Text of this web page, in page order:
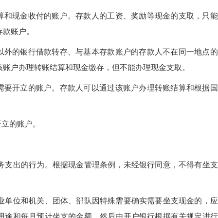
现金收付的账户。存款人的工资、奖励等现金的支取，只
账户。
的银行借款转存、与基本存款账户的存款人不在同一地点
户办理转账结算和现金缴存，但不能办理现金支取。
开立的账户。存款人可以通过该账户办理转账结算和根据
的账户。
出的行为。根据现金管理条例，未经银行同意，不得有坐
位和机关、团体、部队因特殊需要确实需要坐支现金的，
和每月预计坐支的金额，然后由开户银行根据有关规定进